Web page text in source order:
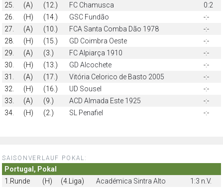
25.
(A) (12.) FC Chamusca
0:2
26.
(H) (14.) GSC Fundão
-:-
27.
(A) (10.) FCA Santa Comba Dão 1978
-:-
28.
(H) (15.) GD Coimbra Oeste
-:-
29.
(A) (3.) FC Alpiarça 1910
-:-
30.
(H) (13.) GD Alcochete
-:-
31.
(A) (17.) Vitória Celorico de Basto 2005
-:-
32.
(H) (16.) UD Sousel
-:-
33.
(A) (9.) ACD Almada Este 1925
-:-
34.
(H) (2.) SL Penafiel -:-
SAISONVERLAUF POKAL:
Portugal, Pokal
1.Runde
(H) (4.Liga) Académica Sintra Alto 1:3 n.V.